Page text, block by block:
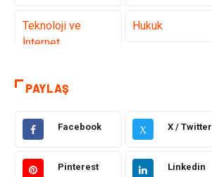
Teknoloji ve
İnternet
Hukuk
Elektrik ve
Elektronik
Eğitim & Kariyer Makine
Otomotiv Organizasyon
PAYLAŞ
Facebook X X / Twitter
Pinterest Linkedin